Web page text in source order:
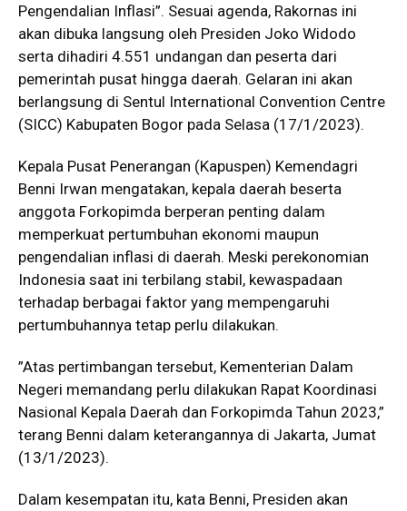
Pengendalian Inflasi”. Sesuai agenda, Rakornas ini
akan dibuka langsung oleh Presiden Joko Widodo
serta dihadiri 4.551 undangan dan peserta dari
pemerintah pusat hingga daerah. Gelaran ini akan
berlangsung di Sentul International Convention Centre
(SICC) Kabupaten Bogor pada Selasa (17/1/2023).
Kepala Pusat Penerangan (Kapuspen) Kemendagri
Benni Irwan mengatakan, kepala daerah beserta
anggota Forkopimda berperan penting dalam
memperkuat pertumbuhan ekonomi maupun
pengendalian inflasi di daerah. Meski perekonomian
Indonesia saat ini terbilang stabil, kewaspadaan
terhadap berbagai faktor yang mempengaruhi
pertumbuhannya tetap perlu dilakukan.
”Atas pertimbangan tersebut, Kementerian Dalam
Negeri memandang perlu dilakukan Rapat Koordinasi
Nasional Kepala Daerah dan Forkopimda Tahun 2023,”
terang Benni dalam keterangannya di Jakarta, Jumat
(13/1/2023).
Dalam kesempatan itu, kata Benni, Presiden akan